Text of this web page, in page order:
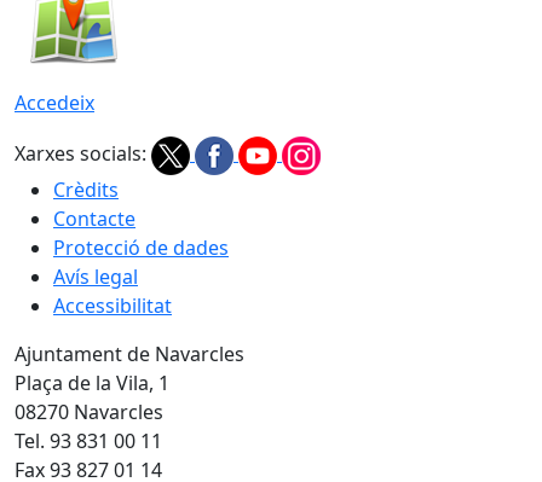
Accedeix
Xarxes socials:
Crèdits
Contacte
Protecció de dades
Avís legal
Accessibilitat
Ajuntament de Navarcles
Plaça de la Vila, 1
08270 Navarcles
Tel. 93 831 00 11
Fax 93 827 01 14